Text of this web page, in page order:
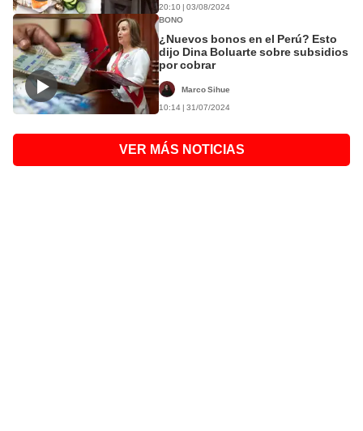
20:10 | 03/08/2024
BONO
¿Nuevos bonos en el Perú? Esto
dijo Dina Boluarte sobre subsidios
por cobrar
Marco Sihue
10:14 | 31/07/2024
VER MÁS NOTICIAS